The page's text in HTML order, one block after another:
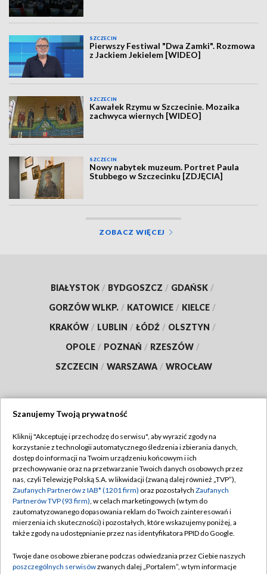
SZCZECIN
Pierwszy Festiwal "Dwa Zamki". Rozmowa
z Jackiem Jekielem [WIDEO]
SZCZECIN
Kawałek Rzymu w Szczecinie. Mozaika
zachwyca wiernych [WIDEO]
SZCZECIN
Nowy nabytek muzeum. Portret Paula
Stubbego w Szczecinku [ZDJĘCIA]
ZOBACZ WIĘCEJ
BIAŁYSTOK / BYDGOSZCZ / GDAŃSK /
GORZÓW WLKP. / KATOWICE / KIELCE /
KRAKÓW / LUBLIN / ŁÓDŹ / OLSZTYN /
OPOLE / POZNAŃ / RZESZÓW /
SZCZECIN / WARSZAWA / WROCŁAW
TVP
Abonament TVP
Emisja w TVP
Centrum informacji TVP
Naziemna Telewizja Cyfrowa
Rada Programowa
Regulamin TVP
Polityka prywatności
Moje zgody
Pomoc
Kontakt
Szanujemy Twoją prywatność
Kliknij "Akceptuję i przechodzę do serwisu", aby wyrazić zgody na
korzystanie z technologii automatycznego śledzenia i zbierania danych,
dostęp do informacji na Twoim urządzeniu końcowym i ich
przechowywanie oraz na przetwarzanie Twoich danych osobowych przez
nas, czyli Telewizję Polską S.A. w likwidacji (zwaną dalej również „TVP”),
Zaufanych Partnerów z IAB* (1201 firm) oraz pozostałych Zaufanych
Partnerów TVP (93 firm), w celach marketingowych (w tym do
zautomatyzowanego dopasowania reklam do Twoich zainteresowań i
mierzenia ich skuteczności) i pozostałych, które wskazujemy poniżej, a
także zgody na udostępnianie przez nas identyfikatora PPID do Google.
Twoje dane osobowe zbierane podczas odwiedzania przez Ciebie naszych
poszczególnych serwisówzwanych dalej „Portalem”, w tym informacje